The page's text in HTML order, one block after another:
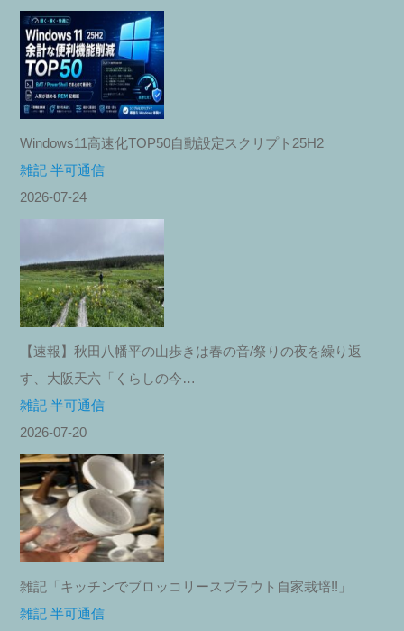
Windows11高速化TOP50自動設定スクリプト25H2
雑記 半可通信
2026-07-24
【速報】秋田八幡平の山歩きは春の音/祭りの夜を繰り返
す、大阪天六「くらしの今…
雑記 半可通信
2026-07-20
雑記「キッチンでブロッコリースプラウト自家栽培!!」
雑記 半可通信